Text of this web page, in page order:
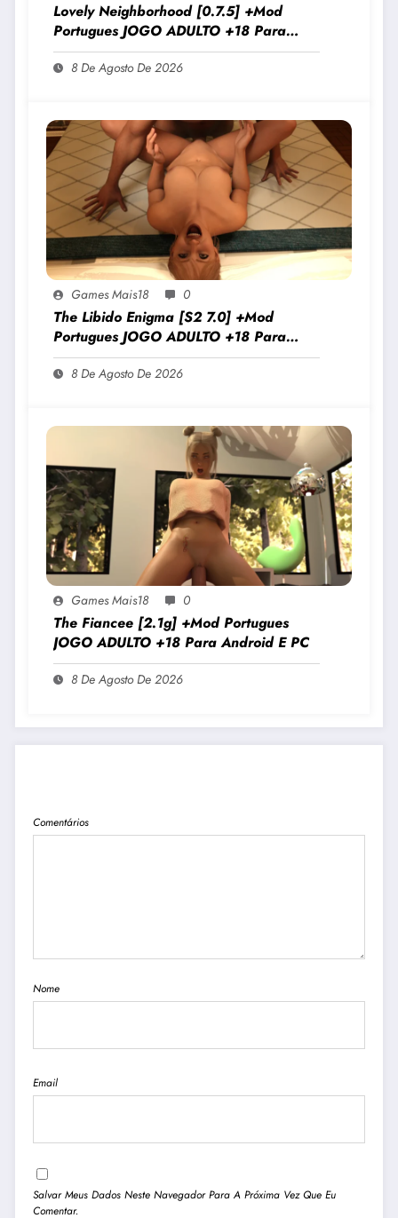
Lovely Neighborhood [0.7.5] +Mod
Portugues JOGO ADULTO +18 Para
Android E PC
8 De Agosto De 2026
Games Mais18 0
The Libido Enigma [S2 7.0] +Mod
Portugues JOGO ADULTO +18 Para
Android E PC
8 De Agosto De 2026
Games Mais18 0
The Fiancee [2.1g] +Mod Portugues
JOGO ADULTO +18 Para Android E PC
8 De Agosto De 2026
Comentários
Nome
Email
Salvar Meus Dados Neste Navegador Para A Próxima Vez Que Eu
Comentar.